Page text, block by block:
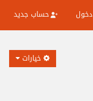
دخول حساب جديد
خيارات